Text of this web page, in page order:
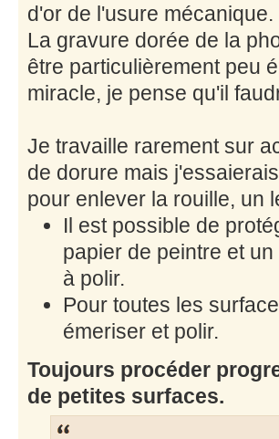
d'or de l'usure mécanique.
La gravure dorée de la
être particulièrement peu
miracle, je pense qu'il
Je travaille rarement sur
de dorure mais
pour enlever la rouille, un
Il est possible de
papier de peintre et
à polir.
Pour toutes les
émeriser et polir.
Toujours procéder
de petites surfaces.